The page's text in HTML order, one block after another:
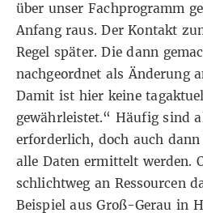
über unser Fachprogramm
Anfang raus. Der Kontakt
Regel später. Die dann
nachgeordnet als Änderung
Damit ist hier keine
gewährleistet.“ Häufig sind
erforderlich, doch auch
alle Daten ermittelt werden.
schlichtweg an Ressourcen
Beispiel aus Groß-Gerau in